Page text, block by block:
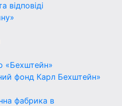
відповіді
«Бехштейн»
фонд Карл Бехштейн»
фабрика в